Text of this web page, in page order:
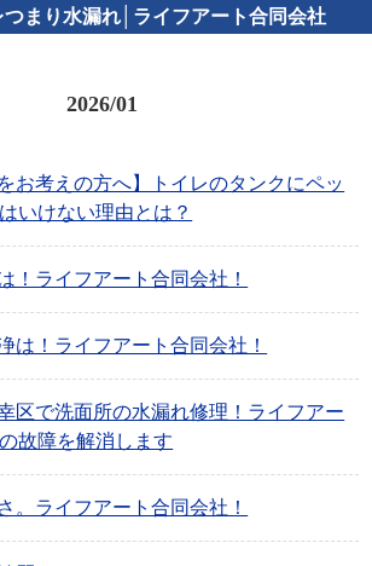
つまり水漏れ│ライフアート合同会社
2026/01
をお考えの方へ】トイレのタンクにペッ
いけない理由とは？
！ライフアート合同会社！
は！ライフアート合同会社！
区で洗面所の水漏れ修理！ライフアー
故障を解消します
。ライフアート合同会社！